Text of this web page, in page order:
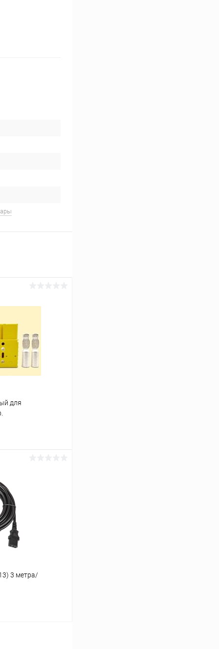
для
К сравнению
В наличии
3 метра/